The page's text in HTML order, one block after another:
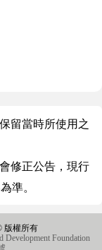
留當時所使用之
修正公告，現行
準。
版權所有
Development Foundation